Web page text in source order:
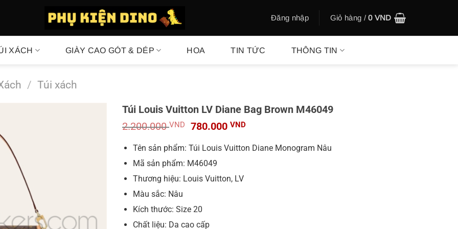
Đăng nhập Giỏ hàng /0 VND
XÁCH GIÀY CAO GÓT & DÉP HOA TIN TỨC THÔNG TIN
/ Túi xách
Túi Louis Vuitton LV Diane Bag Brown M46049
2.200.000VND
Giá
là:
780.000 VNDGiá
tại
Tên sản phẩm: Túi Louis Vuitton Diane Monogram Nâu
Mã sản phẩm: M46049
Thương hiệu: Louis Vuitton, LV
Màu sắc: Nâu
Kích thước: Size 20
Chất liệu: Da cao cấp